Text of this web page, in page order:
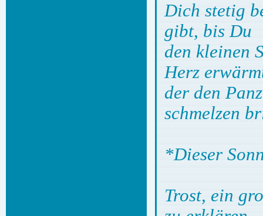
Dich stetig
gibt, bis Du
den kleinen
Herz
der den
schmelzen
*Dieser
Trost, ein